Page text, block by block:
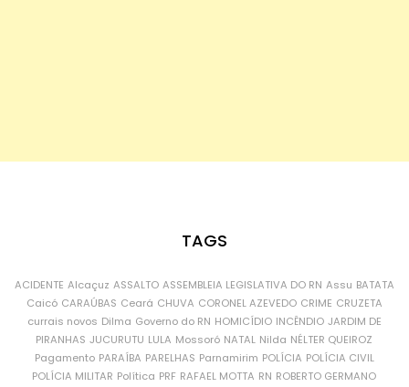
TAGS
ACIDENTE Alcaçuz ASSALTO ASSEMBLEIA LEGISLATIVA DO RN Assu BATATA
Caicó CARAÚBAS Ceará CHUVA CORONEL AZEVEDO CRIME CRUZETA
currais novos Dilma Governo do RN HOMICÍDIO INCÊNDIO JARDIM DE
PIRANHAS JUCURUTU LULA Mossoró NATAL Nilda NÉLTER QUEIROZ
Pagamento PARAÍBA PARELHAS Parnamirim POLÍCIA POLÍCIA CIVIL
POLÍCIA MILITAR Política PRF RAFAEL MOTTA RN ROBERTO GERMANO